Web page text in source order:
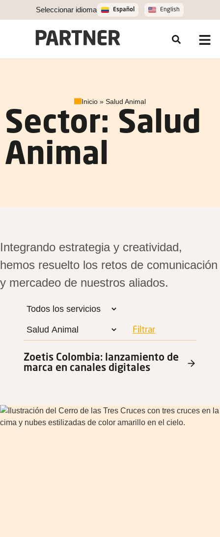
Seleccionar idioma Español English
Inicio » Salud Animal
Sector: Salud
Animal
Integrando estrategia y creatividad,
hemos resuelto los retos de comunicación
y mercadeo de nuestros aliados.
Zoetis Colombia: lanzamiento de
marca en canales digitales